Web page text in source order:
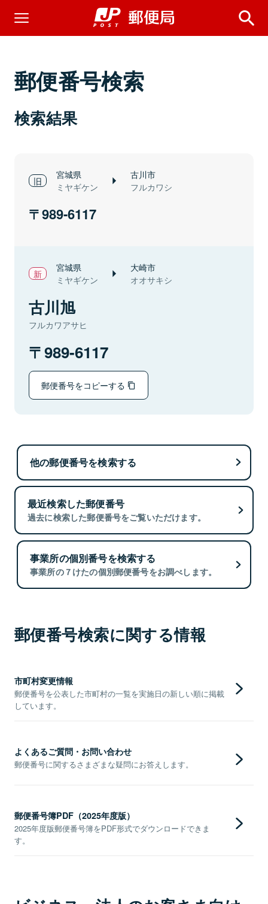
郵便番号検索
検索結果
宮城県
ミヤギケン
古川市
フルカワシ
989-6117
宮城県
ミヤギケン
大崎市
オオサキシ
古川旭
フルカワアサヒ
989-6117
郵便番号をコピーする
他の郵便番号を検索する
最近検索した郵便番号
過去に検索した郵便番号をご覧いただけます。
事業所の個別番号を検索する
事業所の７けたの個別郵便番号をお調べします。
郵便番号検索に関する情報
市町村変更情報
郵便番号を公表した市町村の一覧を実施日の新しい順に掲載
しています。
よくあるご質問・お問い合わせ
郵便番号に関するさまざまな疑問にお答えします。
郵便番号簿PDF（2025年度版）
2025年度版郵便番号簿をPDF形式でダウンロードできま
す。